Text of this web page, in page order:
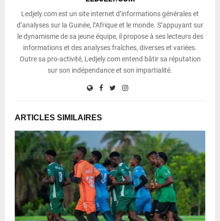
Ledjely.com est un site internet d’informations générales et
d’analyses sur la Guinée, l’Afrique et le monde. S’appuyant sur
le dynamisme de sa jeune équipe, il propose à ses lecteurs des
informations et des analyses fraîches, diverses et variées.
Outre sa pro-activité, Ledjely.com entend bâtir sa réputation
sur son indépendance et son impartialité.
ARTICLES SIMILAIRES